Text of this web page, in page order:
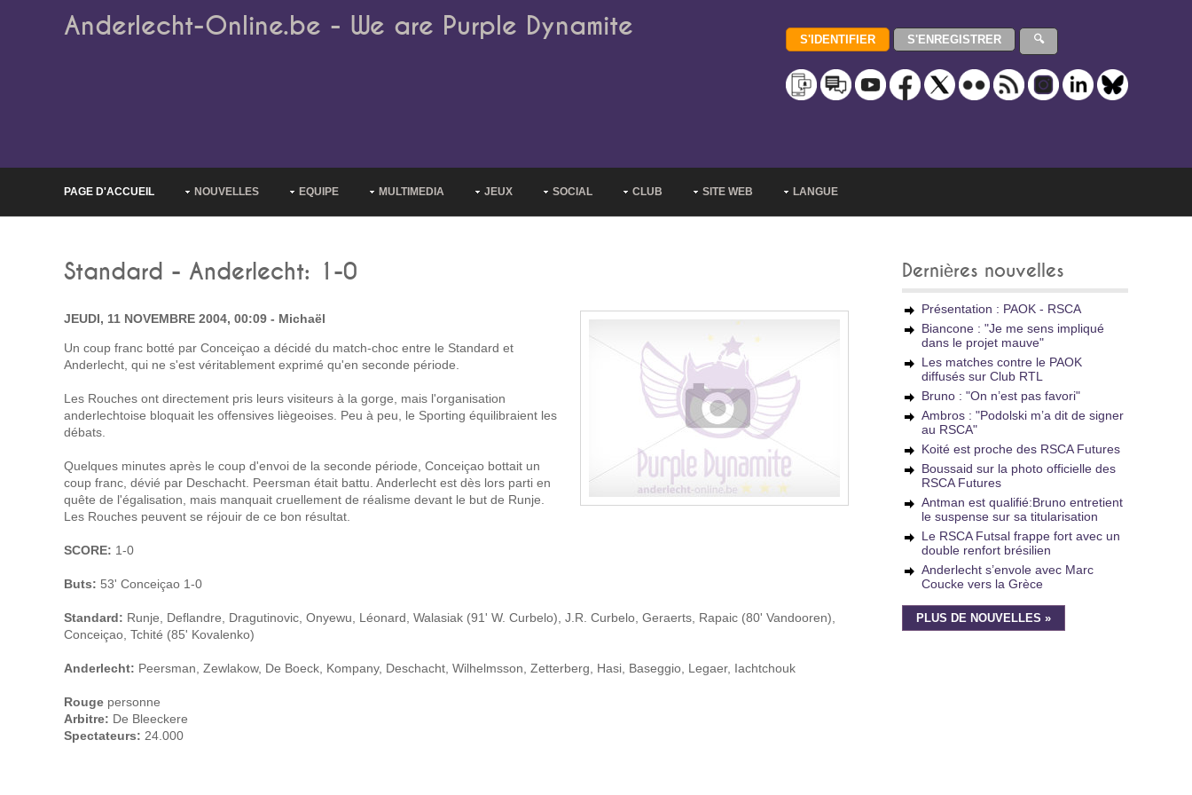
Anderlecht-Online.be - We are Purple Dynamite
PAGE D'ACCUEIL NOUVELLES EQUIPE MULTIMEDIA JEUX SOCIAL CLUB SITE WEB LANGUE
Standard - Anderlecht: 1-0
JEUDI, 11 NOVEMBRE 2004, 00:09 - Michaël
Un coup franc botté par Conceiçao a décidé du match-choc entre le Standard et
Anderlecht, qui ne s'est véritablement exprimé qu'en seconde période.
Les Rouches ont directement pris leurs visiteurs à la gorge, mais l'organisation
anderlechtoise bloquait les offensives liègeoises. Peu à peu, le Sporting équilibraient les
débats.
Quelques minutes après le coup d'envoi de la seconde période, Conceiçao bottait un
coup franc, dévié par Deschacht. Peersman était battu. Anderlecht est dès lors parti en
quête de l'égalisation, mais manquait cruellement de réalisme devant le but de Runje.
Les Rouches peuvent se réjouir de ce bon résultat.
SCORE: 1-0
Buts: 53' Conceiçao 1-0
Standard: Runje, Deflandre, Dragutinovic, Onyewu, Léonard, Walasiak (91' W. Curbelo), J.R. Curbelo, Geraerts, Rapaic (80' Vandooren),
Conceiçao, Tchité (85' Kovalenko)
Anderlecht: Peersman, Zewlakow, De Boeck, Kompany, Deschacht, Wilhelmsson, Zetterberg, Hasi, Baseggio, Legaer, Iachtchouk
Rouge personne
Arbitre: De Bleeckere
Spectateurs: 24.000
Dernières nouvelles
Présentation : PAOK - RSCA
Biancone : "Je me sens impliqué
dans le projet mauve"
Les matches contre le PAOK
diffusés sur Club RTL
Bruno : "On n’est pas favori"
Ambros : "Podolski m’a dit de signer
au RSCA"
Koité est proche des RSCA Futures
Boussaid sur la photo officielle des
RSCA Futures
Antman est qualifié:Bruno entretient
le suspense sur sa titularisation
Le RSCA Futsal frappe fort avec un
double renfort brésilien
Anderlecht s’envole avec Marc
Coucke vers la Grèce
PLUS DE NOUVELLES »